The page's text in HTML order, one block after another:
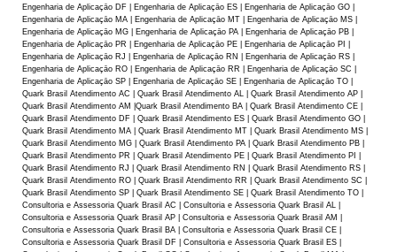
Engenharia de Aplicaçāo DF | Engenharia de Aplicaçāo ES | Engenharia de Aplicaçāo GO |
Engenharia de Aplicaçāo MA | Engenharia de Aplicaçāo MT | Engenharia de Aplicaçāo MS |
Engenharia de Aplicaçāo MG | Engenharia de Aplicaçāo PA | Engenharia de Aplicaçāo PB |
Engenharia de Aplicaçāo PR | Engenharia de Aplicaçāo PE | Engenharia de Aplicaçāo PI |
Engenharia de Aplicaçāo RJ | Engenharia de Aplicaçāo RN | Engenharia de Aplicaçāo RS |
Engenharia de Aplicaçāo RO | Engenharia de Aplicaçāo RR | Engenharia de Aplicaçāo SC |
Engenharia de Aplicaçāo SP | Engenharia de Aplicaçāo SE | Engenharia de Aplicaçāo TO |
Quark Brasil Atendimento AC | Quark Brasil Atendimento AL | Quark Brasil Atendimento AP |
Quark Brasil Atendimento AM |Quark Brasil Atendimento BA | Quark Brasil Atendimento CE |
Quark Brasil Atendimento DF | Quark Brasil Atendimento ES | Quark Brasil Atendimento GO |
Quark Brasil Atendimento MA | Quark Brasil Atendimento MT | Quark Brasil Atendimento MS |
Quark Brasil Atendimento MG | Quark Brasil Atendimento PA | Quark Brasil Atendimento PB |
Quark Brasil Atendimento PR | Quark Brasil Atendimento PE | Quark Brasil Atendimento PI |
Quark Brasil Atendimento RJ | Quark Brasil Atendimento RN | Quark Brasil Atendimento RS |
Quark Brasil Atendimento RO | Quark Brasil Atendimento RR | Quark Brasil Atendimento SC |
Quark Brasil Atendimento SP | Quark Brasil Atendimento SE | Quark Brasil Atendimento TO |
Consultoria e Assessoria Quark Brasil AC | Consultoria e Assessoria Quark Brasil AL |
Consultoria e Assessoria Quark Brasil AP | Consultoria e Assessoria Quark Brasil AM |
Consultoria e Assessoria Quark Brasil BA | Consultoria e Assessoria Quark Brasil CE |
Consultoria e Assessoria Quark Brasil DF | Consultoria e Assessoria Quark Brasil ES |